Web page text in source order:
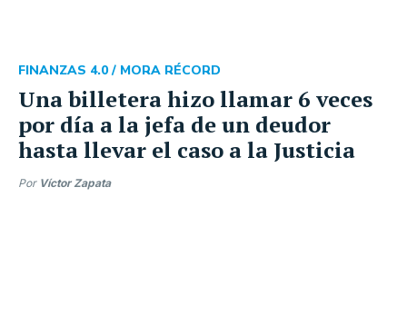
Una billetera hizo llamar 6 veces
por día a la jefa de un deudor
hasta llevar el caso a la Justicia
FINANZAS 4.0 / MORA RÉCORD
Por Víctor Zapata